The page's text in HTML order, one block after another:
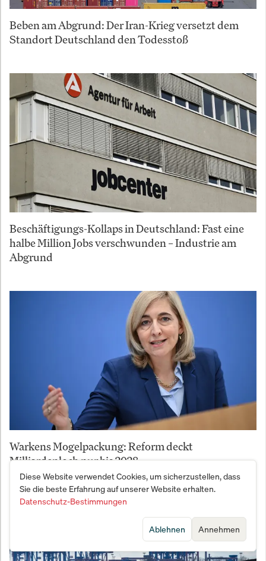
Beben am Abgrund: Der Iran-Krieg versetzt dem
Standort Deutschland den Todesstoß
Beschäftigungs-Kollaps in Deutschland: Fast eine
halbe Million Jobs verschwunden – Industrie am
Abgrund
Warkens Mogelpackung: Reform deckt
Milliardenloch nur bis 2028
Diese Website verwendet Cookies, um sicherzustellen, dass
Sie die beste Erfahrung auf unserer Website erhalten.
Datenschutz-Bestimmungen
Annehmen
Ablehnen